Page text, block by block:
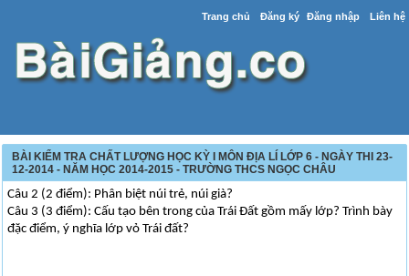
Trang chủ Đăng ký Đăng nhập Liên hệ
BÀI KIỂM TRA CHẤT LƯỢNG HỌC KỲ I MÔN ĐỊA LÍ LỚP 6 - NGÀY THI 23-
12-2014 - NĂM HỌC 2014-2015 - TRƯỜNG THCS NGỌC CHÂU
Câu 2 (2 điểm): Phân biệt núi trẻ, núi già?
Câu 3 (3 điểm): Cấu tạo bên trong của Trái Đất gồm mấy lớp? Trình bày
đặc điểm, ý nghĩa lớp vỏ Trái đất?